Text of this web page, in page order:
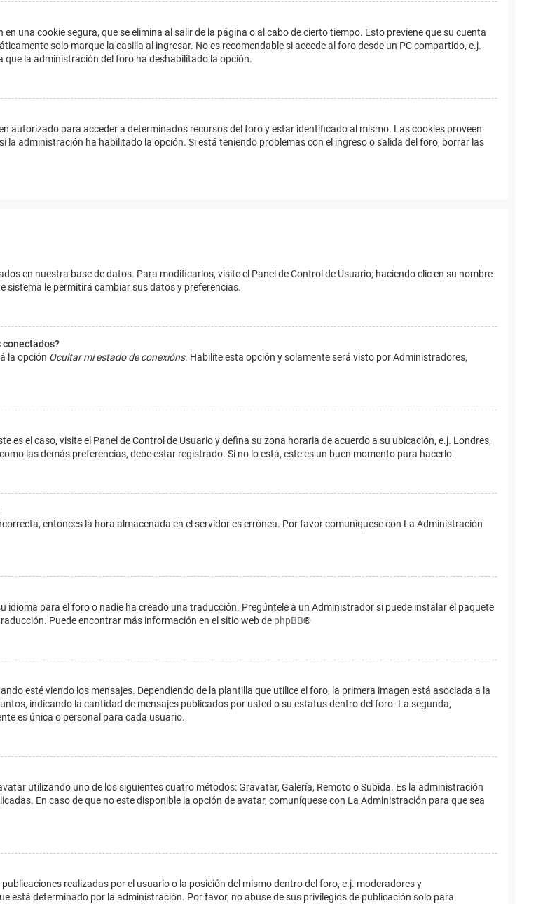
una cookie segura, que se elimina al salir de la página o al cabo de cierto tiempo. Esto previene que su cuenta
solo marque la casilla al ingresar. No es recomendable si accede al foro desde un PC compartido, e.j.
que la administración del foro ha deshabilitado la opción.
autorizado para acceder a determinados recursos del foro y estar identificado al mismo. Las cookies proveen
la administración ha habilitado la opción. Si está teniendo problemas con el ingreso o salida del foro, borrar las
en nuestra base de datos. Para modificarlos, visite el Panel de Control de Usuario; haciendo clic en su nombre
sistema le permitirá cambiar sus datos y preferencias.
conectados?
la opción Ocultar mi estado de conexións. Habilite esta opción y solamente será visto por Administradores,
es el caso, visite el Panel de Control de Usuario y defina su zona horaria de acuerdo a su ubicación, e.j. Londres,
las demás preferencias, debe estar registrado. Si no lo está, este es un buen momento para hacerlo.
entonces la hora almacenada en el servidor es errónea. Por favor comuníquese con La Administración
idioma para el foro o nadie ha creado una traducción. Pregúntele a un Administrador si puede instalar el paquete
Puede encontrar más información en el sitio web de phpBB®
esté viendo los mensajes. Dependiendo de la plantilla que utilice el foro, la primera imagen está asociada a la
indicando la cantidad de mensajes publicados por usted o su estatus dentro del foro. La segunda,
es única o personal para cada usuario.
utilizando uno de los siguientes cuatro métodos: Gravatar, Galería, Remoto o Subida. Es la administración
En caso de que no este disponible la opción de avatar, comuníquese con La Administración para que sea
realizadas por el usuario o la posición del mismo dentro del foro, e.j. moderadores y
está determinado por la administración. Por favor, no abuse de sus privilegios de publicación solo para